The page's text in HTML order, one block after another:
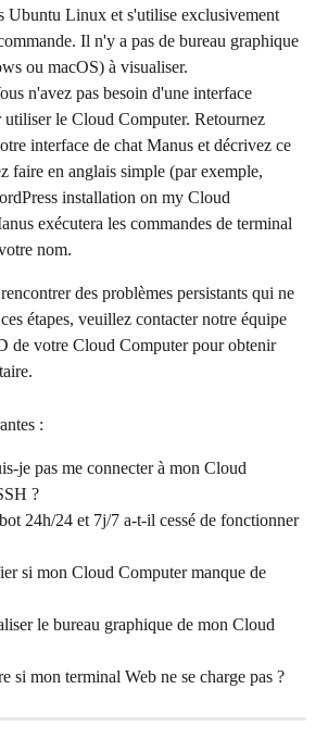
Ubuntu Linux et s'utilise exclusivement
Il n'y a pas de bureau graphique
ou macOS) à visualiser.
n'avez pas besoin d'une interface
utiliser le Cloud Computer. Retournez
interface de chat Manus et décrivez ce
faire en anglais simple (par exemple,
installation on my Cloud
exécutera les commandes de terminal
nom.
des problèmes persistants qui ne
étapes, veuillez contacter notre équipe
de votre Cloud Computer pour obtenir
:
je pas me connecter à mon Cloud
?
24h/24 et 7j/7 a-t-il cessé de fonctionner
si mon Cloud Computer manque de
le bureau graphique de mon Cloud
si mon terminal Web ne se charge pas ?